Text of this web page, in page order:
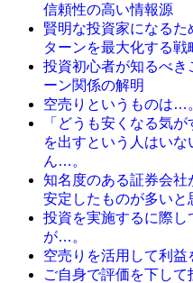
信頼性の高い情報源
賢明な投資家になるた
ターンを最大化する戦
投資初心者が知るべき
ーン関係の解明
空売りというものは…
「どうも安くなる気
を出すという人はい
ん…。
知名度のある証券会社
安定したものが多いと
投資を実施するに際し
が…。
空売りを活用して利益
ご自身で評価を下して